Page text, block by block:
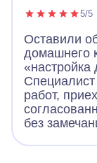
5/5
Оставили
домашнего
«настройка
работ,
без